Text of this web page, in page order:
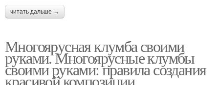
читать дальше →
Многоярусная клумба своими
руками. Многоярусные клумбы
своими руками: правила создания
красивой композиции